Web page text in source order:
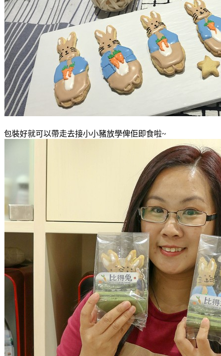
包裝好就可以帶走去接小小豬放學俾佢即食啦~